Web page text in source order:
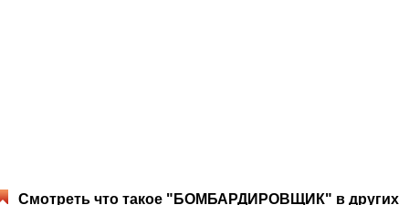
Смотреть что такое "БОМБАРДИРОВЩИК" в других